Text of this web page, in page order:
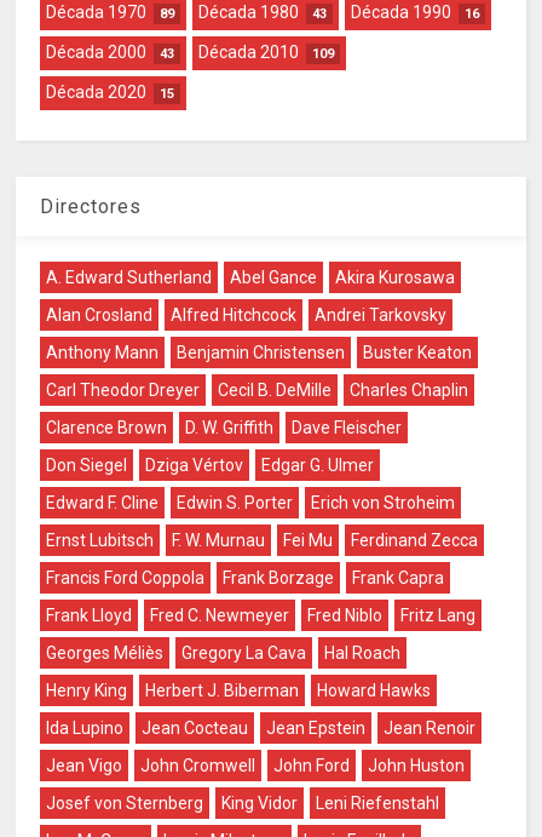
Década 1970 89 Década 1980 43 Década 1990 16
Década 2000 43 Década 2010 109
Década 2020 15
Directores
A. Edward Sutherland Abel Gance
Akira Kurosawa
Alan Crosland
Alfred Hitchcock
Andrei Tarkovsky
Anthony Mann
Benjamin Christensen
Buster Keaton
Carl Theodor Dreyer
Cecil B. DeMille
Charles Chaplin
Clarence Brown
D. W. Griffith
Dave Fleischer
Don Siegel
Dziga Vértov
Edgar G. Ulmer
Edward F. Cline
Edwin S. Porter
Erich von Stroheim
Ernst Lubitsch
F. W. Murnau Fei Mu
Ferdinand Zecca
Francis Ford Coppola
Frank Borzage
Frank Capra
Frank Lloyd
Fred C. Newmeyer Fred Niblo
Fritz Lang
Georges Méliès
Gregory La Cava
Hal Roach
Henry King
Herbert J. Biberman
Howard Hawks
Ida Lupino
Jean Cocteau Jean Epstein
Jean Renoir
Jean Vigo
John Cromwell John Ford
John Huston
Josef von Sternberg
King Vidor
Leni Riefenstahl